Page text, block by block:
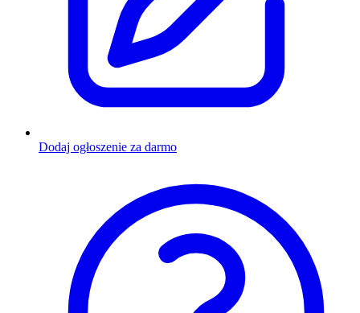
Dodaj ogłoszenie za darmo